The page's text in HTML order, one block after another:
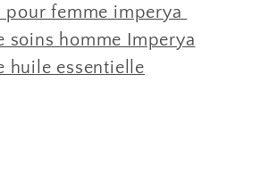
pour femme imperya
soins homme Imperya
huile essentielle